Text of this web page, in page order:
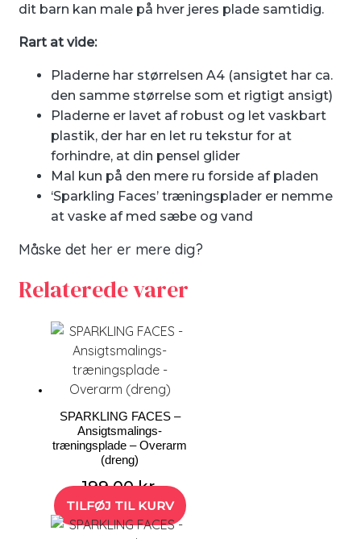
dit barn kan male på hver jeres plade samtidig.
Rart at vide:
Pladerne har størrelsen A4 (ansigtet har ca.
den samme størrelse som et rigtigt ansigt)
Pladerne er lavet af robust og let vaskbart
plastik, der har en let ru tekstur for at
forhindre, at din pensel glider
Mal kun på den mere ru forside af ​​pladen
‘Sparkling Faces’ træningsplader er nemme
at vaske af med sæbe og vand
Måske det her er mere dig?
Relaterede varer
SPARKLING FACES –
Ansigtsmalings-
træningsplade – Overarm
(dreng)
199,00kr.
TILFØJ TIL KURV